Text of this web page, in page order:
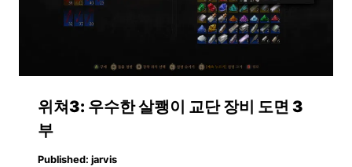
위쳐3: 우수한 살쾡이 교단 장비 도면 3
부
Published: jarvis